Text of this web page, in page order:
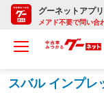
グーネットアプリ
メアド不要で問い合
スバル インプレ